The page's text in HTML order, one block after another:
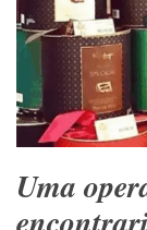
Uma